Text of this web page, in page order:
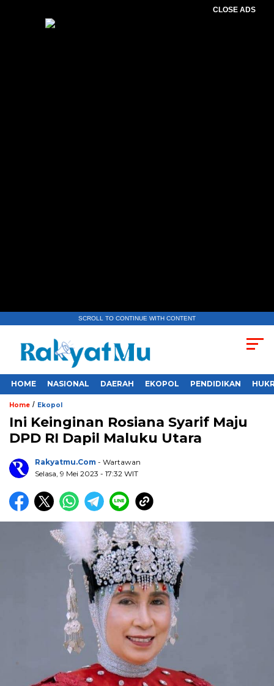
CLOSE ADS
SCROLL TO CONTINUE WITH CONTENT
HOME NASIONAL DAERAH EKOPOL PENDIDIKAN
Home / Ekopol
Ini Keinginan Rosiana Syarif Maju
DPD RI Dapil Maluku Utara
Rakyatmu.com - Wartawan
Selasa, 9 Mei 2023 - 17:32 WIT